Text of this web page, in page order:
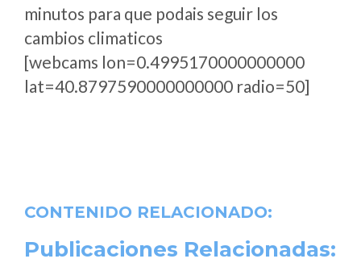
minutos para que podais seguir los
cambios climaticos
[webcams lon=0.4995170000000000
lat=40.8797590000000000 radio=50]
CONTENIDO RELACIONADO:
Publicaciones Relacionadas: